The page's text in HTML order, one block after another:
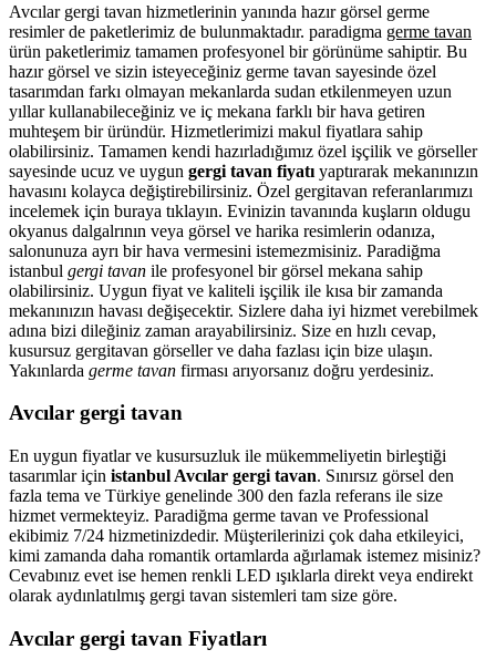
Avcılar gergi tavan hizmetlerinin yanında hazır görsel germe
resimler de paketlerimiz de bulunmaktadır. paradigma germe tavan
ürün paketlerimiz tamamen profesyonel bir görünüme sahiptir. Bu
hazır görsel ve sizin isteyeceğiniz germe tavan sayesinde özel
tasarımdan farkı olmayan mekanlarda sudan etkilenmeyen uzun
yıllar kullanabileceğiniz ve iç mekana farklı bir hava getiren
muhteşem bir üründür. Hizmetlerimizi makul fiyatlara sahip
olabilirsiniz. Tamamen kendi hazırladığımız özel işçilik ve görseller
sayesinde ucuz ve uygun gergi tavan fiyatı yaptırarak mekanınızın
havasını kolayca değiştirebilirsiniz. Özel gergitavan referanlarımızı
incelemek için buraya tıklayın. Evinizin tavanında kuşların oldugu
okyanus dalgalrının veya görsel ve harika resimlerin odanıza,
salonunuza ayrı bir hava vermesini istemezmisiniz. Paradiğma
istanbul gergi tavan ile profesyonel bir görsel mekana sahip
olabilirsiniz. Uygun fiyat ve kaliteli işçilik ile kısa bir zamanda
mekanınızın havası değişecektir. Sizlere daha iyi hizmet verebilmek
adına bizi dileğiniz zaman arayabilirsiniz. Size en hızlı cevap,
kusursuz gergitavan görseller ve daha fazlası için bize ulaşın.
Yakınlarda germe tavan firması arıyorsanız doğru yerdesiniz.
Avcılar gergi tavan
En uygun fiyatlar ve kusursuzluk ile mükemmeliyetin birleştiği
tasarımlar için istanbul Avcılar gergi tavan. Sınırsız görsel den
fazla tema ve Türkiye genelinde 300 den fazla referans ile size
hizmet vermekteyiz. Paradiğma germe tavan ve Professional
ekibimiz 7/24 hizmetinizdedir. Müşterilerinizi çok daha etkileyici,
kimi zamanda daha romantik ortamlarda ağırlamak istemez misiniz?
Cevabınız evet ise hemen renkli LED ışıklarla direkt veya endirekt
olarak aydınlatılmış gergi tavan sistemleri tam size göre.
Avcılar gergi tavan Fiyatları